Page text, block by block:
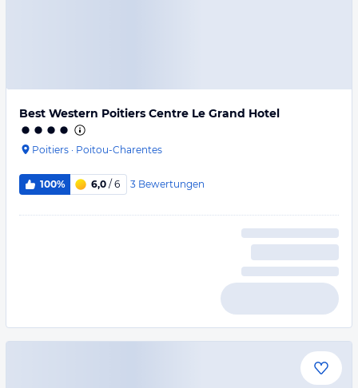
Best Western Poitiers Centre Le Grand Hotel
Poitiers · Poitou-Charentes
100% 6,0 / 6 3 Bewertungen